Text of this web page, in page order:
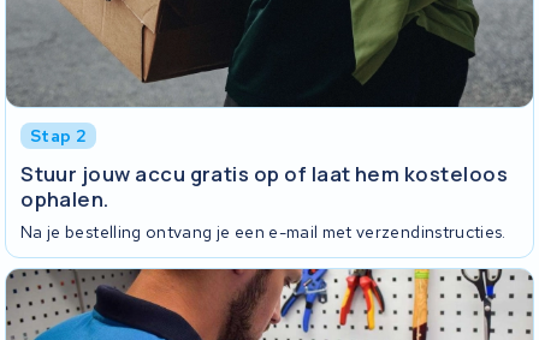
Stap 2
Stuur jouw accu gratis op of laat hem kosteloos
ophalen.
Na je bestelling ontvang je een e-mail met verzendinstructies.